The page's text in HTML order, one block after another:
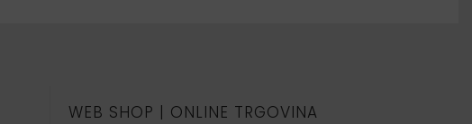
WEB SHOP | ONLINE TRGOVINA